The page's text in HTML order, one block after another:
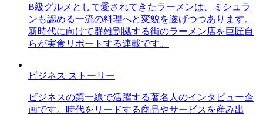
B級グルメとして愛されてきたラーメンは、ミシュラ
ンも認める一流の料理へと変貌を遂げつつあります。
新時代に向けて群雄割拠する街のラーメン店を巨匠自
らが実食リポートする連載です。
ビジネス ストーリー
ビジネスの第一線で活躍する著名人のインタビュー企
画です。時代をリードする商品やサービスを産み出